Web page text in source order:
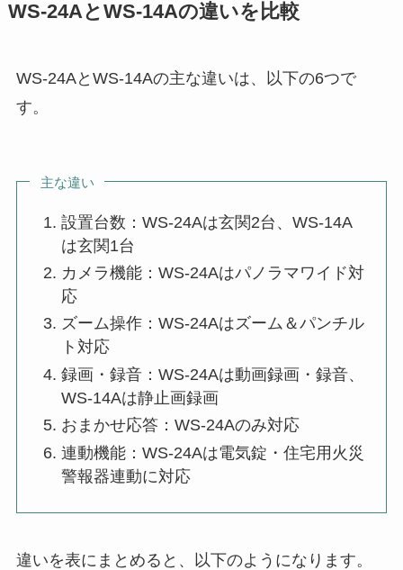
WS-24AとWS-14Aの違いを比較
WS-24AとWS-14Aの主な違いは、以下の6つで
す。
主な違い
設置台数：WS-24Aは玄関2台、WS-14A
は玄関1台
カメラ機能：WS-24Aはパノラマワイド対
応
ズーム操作：WS-24Aはズーム＆パンチル
ト対応
録画・録音：WS-24Aは動画録画・録音、
WS-14Aは静止画録画
おまかせ応答：WS-24Aのみ対応
連動機能：WS-24Aは電気錠・住宅用火災
警報器連動に対応
違いを表にまとめると、以下のようになります。